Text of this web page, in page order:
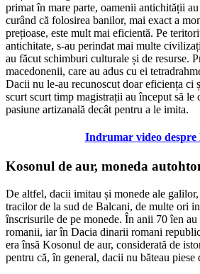
primat în mare parte, oamenii antichității
curând că folosirea banilor, mai exact a
prețioase, este mult mai eficientă. Pe
antichitate, s-au perindat mai multe
au făcut schimburi culturale și de resurse.
macedonenii, care au adus cu ei
Dacii nu le-au recunoscut doar eficiența ci
scurt scurt timp magistrații au început să le
pasiune artizanală decât pentru a le imita.
Indrumar video despre
Kosonul de aur, moneda
De altfel, dacii imitau și monede ale
tracilor de la sud de Balcani, de multe ori
înscrisurile de pe monede. În anii 70 îen au
romanii, iar în Dacia dinarii romani
era însă Kosonul de aur, considerată de
pentru că, în general, dacii nu băteau piese